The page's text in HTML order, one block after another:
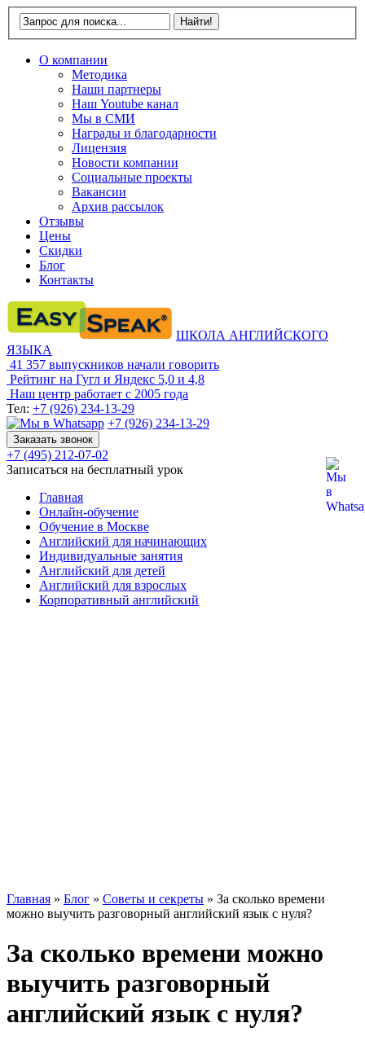
О компании
Методика
Наши партнеры
Наш Youtube канал
Мы в СМИ
Награды и благодарности
Лицензия
Новости компании
Социальные проекты
Вакансии
Архив рассылок
Отзывы
Цены
Скидки
Блог
Контакты
ШКОЛА АНГЛИЙСКОГО
ЯЗЫКА
41 357 выпускников начали говорить
Рейтинг на Гугл и Яндекс 5,0 и 4,8
Наш центр работает с 2005 года
Тел: +7 (926) 234-13-29
+7 (926) 234-13-29
Заказать звонок
+7 (495) 212-07-02
Записаться на бесплатный урок
Главная
Онлайн-обучение
Обучение в Москве
Английский для начинающих
Индивидуальные занятия
Английский для детей
Английский для взрослых
Корпоративный английский
Главная » Блог » Советы и секреты » За сколько времени
можно выучить разговорный английский язык с нуля?
За сколько времени можно
выучить разговорный
английский язык с нуля?